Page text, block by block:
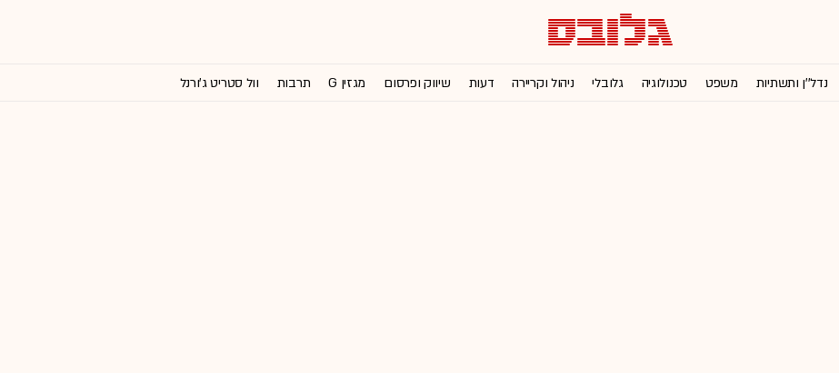
נדל''ן ותשתיות משפט טכנולוגיה גלובלי ניהול וקריירה דעות שיווק ופרסום מגזין G תרבות וול סטריט ג'ורנל